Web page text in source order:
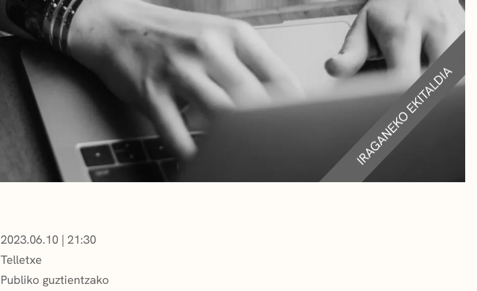
DEIALDIAK
BERRIAK
GETXO KULTURA
KULTUR ELKARTEAK
2023.06.10 | 21:30
Telletxe
Publiko guztientzako